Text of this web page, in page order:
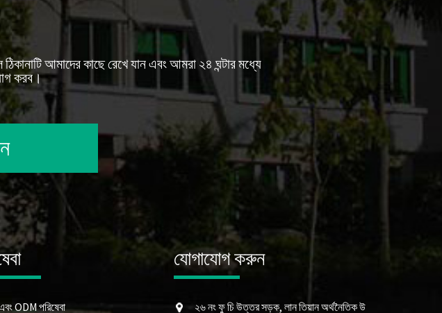
আমাদের কাছে রেখে যান এবং আমরা ২৪ ঘন্টার মধ্যে
করব।
ODM পরিষেবা
যোগাযোগ করুন
২৬ নং ফু চি উত্তর সড়ক, লান তিয়ান অর্থনৈতিক উ